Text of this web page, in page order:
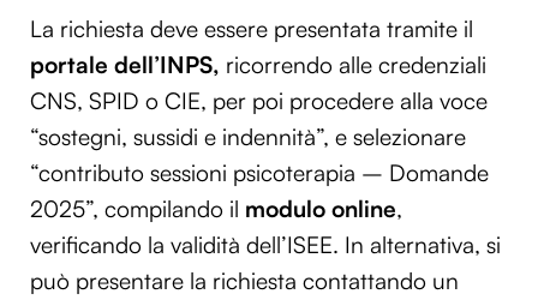
La richiesta deve essere presentata tramite il
portale dell’INPS, ricorrendo alle credenziali
CNS, SPID o CIE, per poi procedere alla voce
“sostegni, sussidi e indennità”, e selezionare
“contributo sessioni psicoterapia – Domande
2025”, compilando il modulo online,
verificando la validità dell’ISEE. In alternativa, si
può presentare la richiesta contattando un